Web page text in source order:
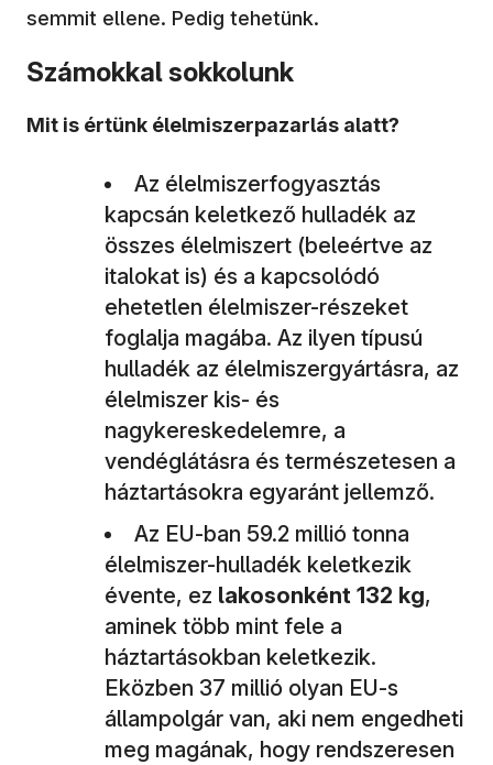
semmit ellene. Pedig tehetünk.
Számokkal sokkolunk
Mit is értünk élelmiszerpazarlás alatt?
Az élelmiszerfogyasztás
kapcsán keletkező hulladék az
összes élelmiszert (beleértve az
italokat is) és a kapcsolódó
ehetetlen élelmiszer-részeket
foglalja magába. Az ilyen típusú
hulladék az élelmiszergyártásra, az
élelmiszer kis- és
nagykereskedelemre, a
vendéglátásra és természetesen a
háztartásokra egyaránt jellemző.
Az EU-ban 59.2 millió tonna
élelmiszer-hulladék keletkezik
évente, ez lakosonként 132 kg,
aminek több mint fele a
háztartásokban keletkezik.
Eközben 37 millió olyan EU-s
állampolgár van, aki nem engedheti
meg magának, hogy rendszeresen